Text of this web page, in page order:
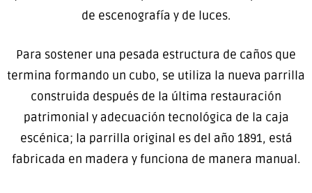
de escenografía y de luces.
Para sostener una pesada estructura de caños que
termina formando un cubo, se utiliza la nueva parrilla
construida después de la última restauración
patrimonial y adecuación tecnológica de la caja
escénica; la parrilla original es del año 1891, está
fabricada en madera y funciona de manera manual.